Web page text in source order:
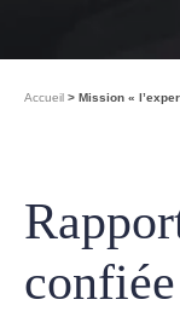
Accueil Mission «